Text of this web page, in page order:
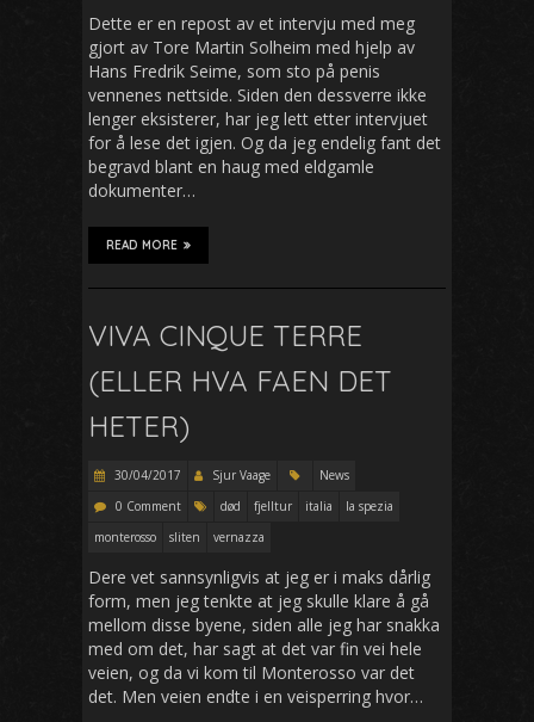
Dette er en repost av et intervju med meg
gjort av Tore Martin Solheim med hjelp av
Hans Fredrik Seime, som sto på penis
vennenes nettside. Siden den dessverre ikke
lenger eksisterer, har jeg lett etter intervjuet
for å lese det igjen. Og da jeg endelig fant det
begravd blant en haug med eldgamle
dokumenter…
READ MORE
VIVA CINQUE TERRE
(ELLER HVA FAEN DET
HETER)
30/04/2017 Sjur Vaage
News
0 Comment
død fjelltur italia
la spezia
monterosso
sliten vernazza
Dere vet sannsynligvis at jeg er i maks dårlig
form, men jeg tenkte at jeg skulle klare å gå
mellom disse byene, siden alle jeg har snakka
med om det, har sagt at det var fin vei hele
veien, og da vi kom til Monterosso var det
det. Men veien endte i en veisperring hvor…